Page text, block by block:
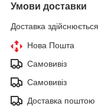
Умови доставки
Доставка
Нова Пошта
Самовивіз
Самовивіз
Доставка поштою